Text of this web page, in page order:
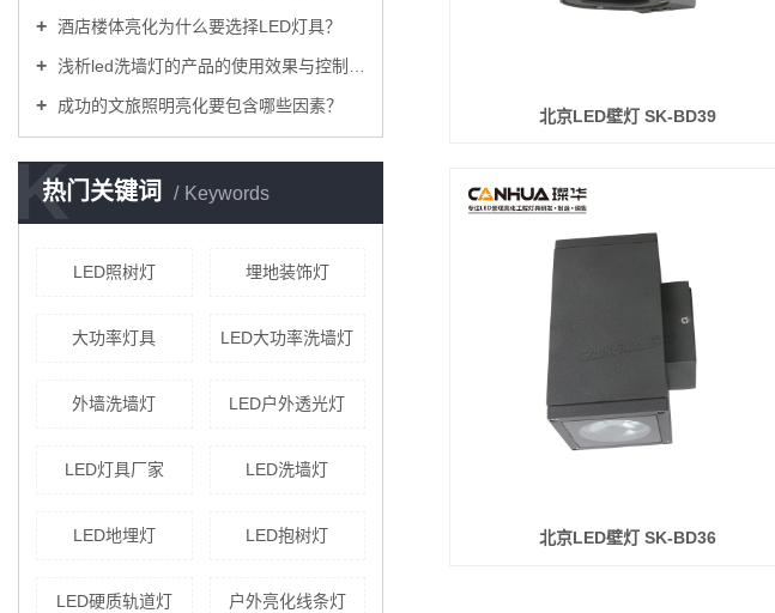
酒店楼体亮化为什么要选择LED灯具？
浅析led洗墙灯的产品的使用效果与控制方式
成功的文旅照明亮化要包含哪些因素？
热门关键词 Keywords
K
LED照树灯 埋地装饰灯
大功率灯具 LED大功率洗墙灯
外墙洗墙灯 LED户外透光灯
LED灯具厂家 LED洗墙灯
LED地埋灯 LED抱树灯
LED硬质轨道灯 户外亮化线条灯
北京LED壁灯 SK-BD39
北京LED壁灯 SK-BD36